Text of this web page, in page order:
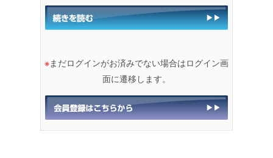
※まだログインがお済みでない場合はログイン画
面に遷移します。